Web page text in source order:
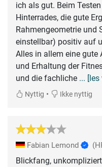
ich als gut. Beim
Hinterrades, die gute
Rahmengeometrie und
einstellbar) positiv auf
Alles in allem eine gute
und Erhaltung der
und die fachliche ... [les
Nyttig • Ikke nyttig
Fabian Lemond
Blickfang,